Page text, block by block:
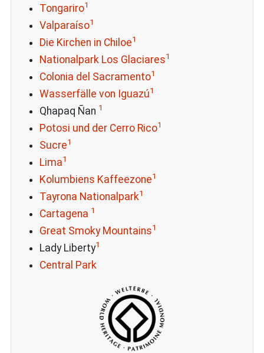
Tongariro1
Valparaíso1
Die Kirchen in Chiloe1
Nationalpark Los Glaciares1
Colonia del Sacramento1
Wasserfälle von Iguazú1
Qhapaq Ñan 1
Potosi und der Cerro Rico1
Sucre1
Lima1
Kolumbiens Kaffeezone1
Tayrona Nationalpark1
Cartagena 1
Great Smoky Mountains1
Lady Liberty1
Central Park